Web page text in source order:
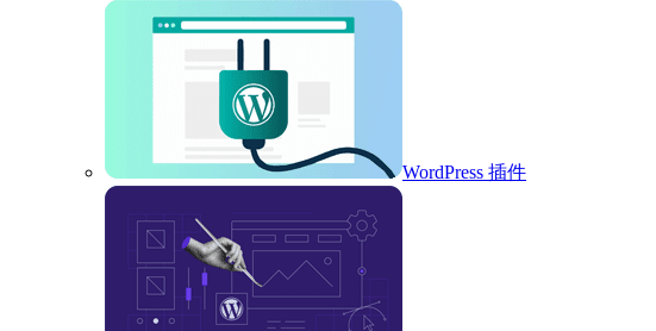
WordPress 插件